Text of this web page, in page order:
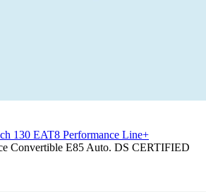
130 EAT8 Performance Line+
Convertible E85 Auto. DS CERTIFIED